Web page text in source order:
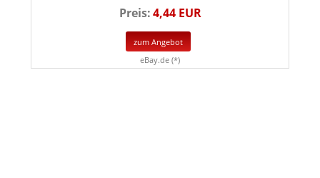
Preis:4,44 EUR
zum Angebot
eBay.de (*)